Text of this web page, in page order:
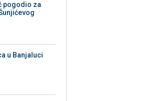
pogodio za
u Banjaluci